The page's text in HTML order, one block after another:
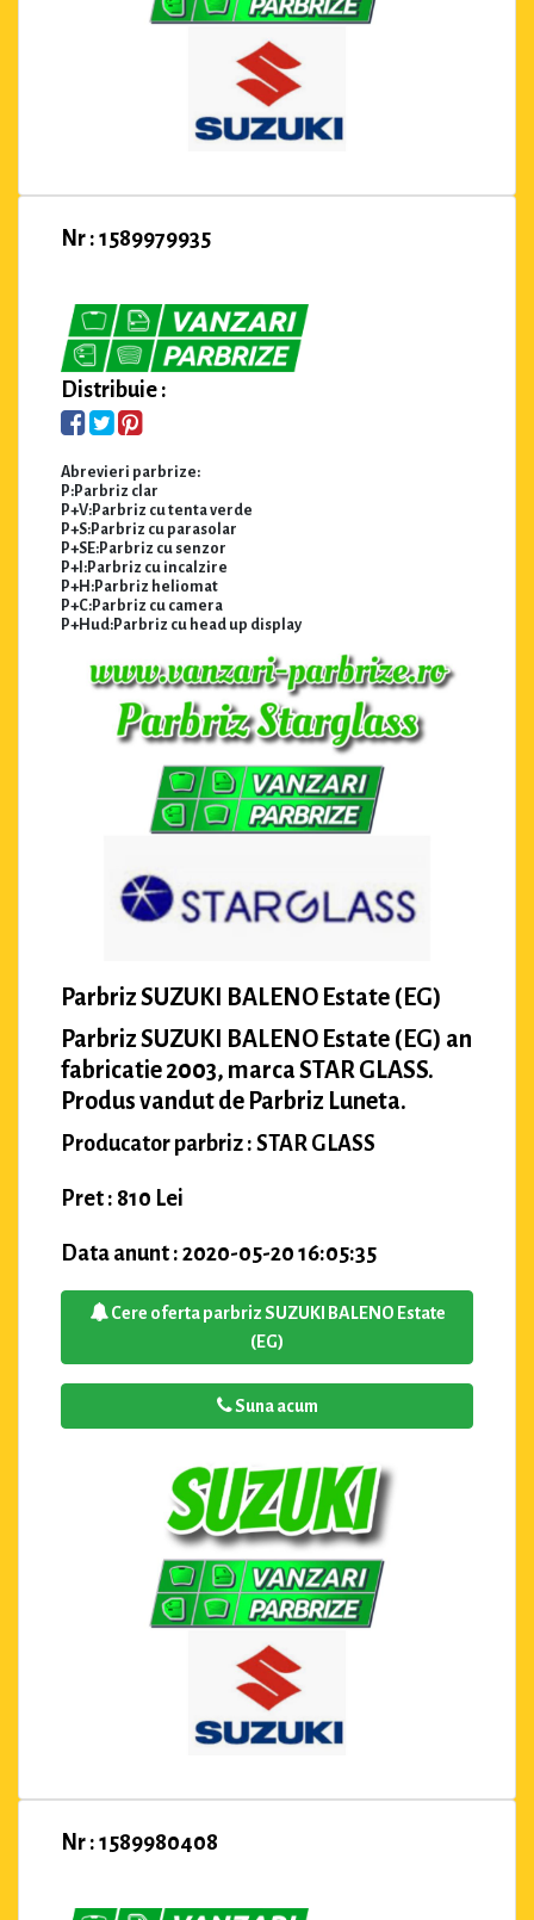
Nr : 1589979935
Distribuie :
Abrevieri parbrize:
P:Parbriz clar
P+V:Parbriz cu tenta verde
P+S:Parbriz cu parasolar
P+SE:Parbriz cu senzor
P+I:Parbriz cu incalzire
P+H:Parbriz heliomat
P+C:Parbriz cu camera
P+Hud:Parbriz cu head up display
Parbriz SUZUKI BALENO Estate (EG)
Parbriz SUZUKI BALENO Estate (EG) an
fabricatie 2003, marca STAR GLASS.
Produs vandut de Parbriz Luneta.
Producator parbriz : STAR GLASS
Pret : 810 Lei
Data anunt : 2020-05-20 16:05:35
Cere oferta parbriz SUZUKI BALENO Estate
(EG)
Suna acum
Nr : 1589980408